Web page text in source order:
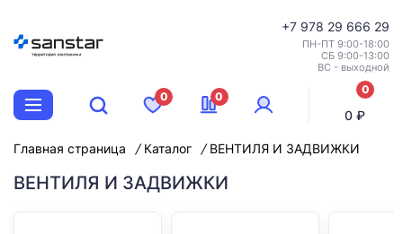
+7 978 29 666 29
ПН-ПТ 9:00-18:00
СБ 9:00-13:00
ВС - выходной
0 0
0
позиций
0 ₽
Главная страница Каталог ВЕНТИЛЯ И ЗАДВИЖКИ
ВЕНТИЛЯ И ЗАДВИЖКИ